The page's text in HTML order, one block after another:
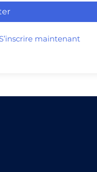
S’inscrire maintenant